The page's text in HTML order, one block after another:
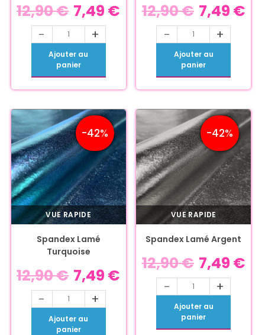
12,90€ 7,49 €
- +
Ajouter au
panier
12,90€ 7,49 €
- +
Ajouter au
panier
-42%
VUE RAPIDE
Spandex Lamé
Turquoise
12,90€ 7,49 €
- +
Ajouter au
panier
-42%
VUE RAPIDE
Spandex Lamé Argent
12,90€ 7,49 €
- +
Ajouter au
panier